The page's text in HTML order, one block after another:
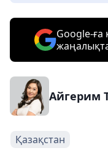
Google-
Айгерим
Қазақстан